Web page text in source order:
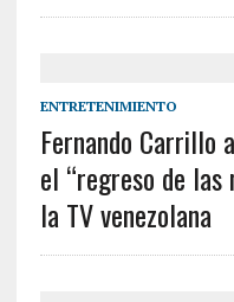
ENTRETENIMIENTO
Fernando Carrillo
el “regreso de las
la TV venezolana